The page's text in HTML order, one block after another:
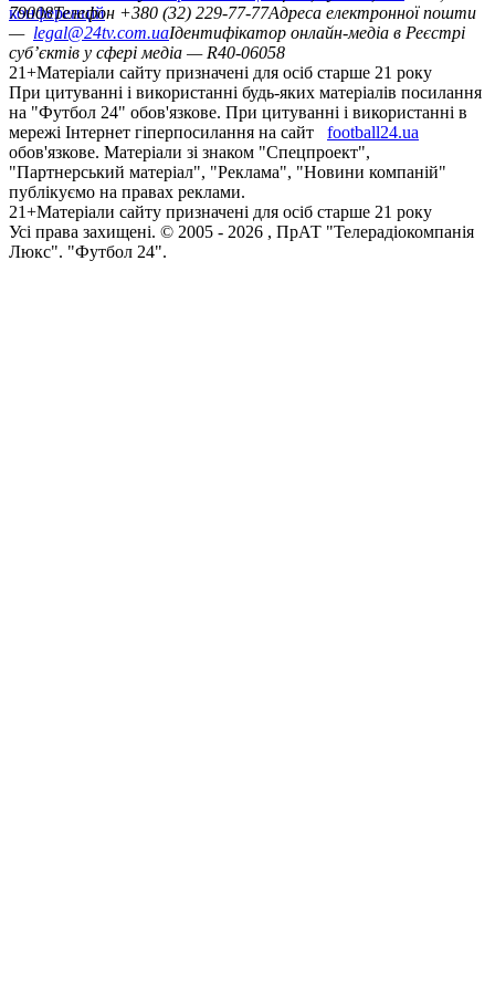
конференцій
79008Телефон +380 (32) 229-77-77Адреса електронної пошти
— legal@24tv.com.uaІдентифікатор онлайн-медіа в Реєстрі
суб’єктів у сфері медіа — R40-06058
21+Матеріали сайту призначені для осіб старше 21 року
При цитуванні і використанні будь-яких матеріалів посилання
на "Футбол 24" обов'язкове. При цитуванні і використанні в
мережі Інтернет гіперпосилання на сайт
football24.ua
обов'язкове. Матеріали зі знаком "Спецпроект",
"Партнерський матеріал", "Реклама", "Новини компаній"
публікуємо на правах реклами.
21+Матеріали сайту призначені для осіб старше 21 року
Усi права захищенi. © 2005 - 2026 , ПрАТ "Телерадіокомпанія
Люкс". "Футбол 24".